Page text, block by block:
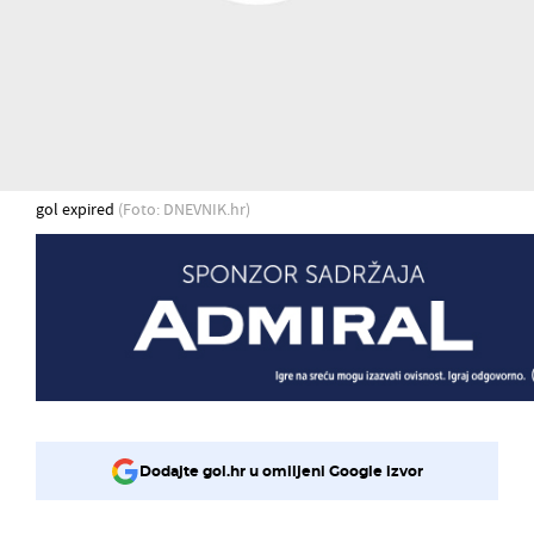
gol expired (Foto: DNEVNIK.hr)
Dodajte gol.hr u omiljeni Google izvor